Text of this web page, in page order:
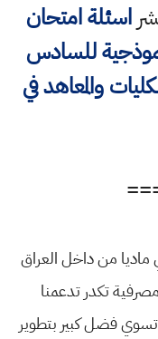
اسئلة امتحان
للسادس
والمعاهد في
من داخل العراق
تكدر تدعمنا
الف دينار راح تسوي فضل كبير بتطوير